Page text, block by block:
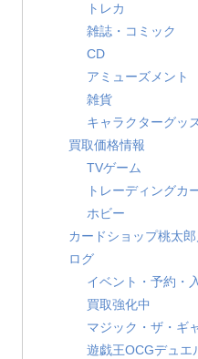
トレカ
雑誌・コミック
CD
アミューズメント
雑貨
キャラクターグッ
買取価格情報
TVゲーム
トレーディングカ
ホビー
カードショップ桃太
ログ
イベント・予約・
買取強化中
マジック・ザ・ギ
遊戯王OCGデュエ